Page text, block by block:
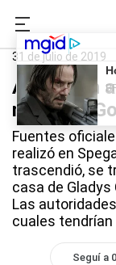
0221.com.ar
31 de julio de 2019
Atraparon
mujer de
Fuentes
realizó en
trascendió, se
casa de
Las
cuales tendrían
Seguí a